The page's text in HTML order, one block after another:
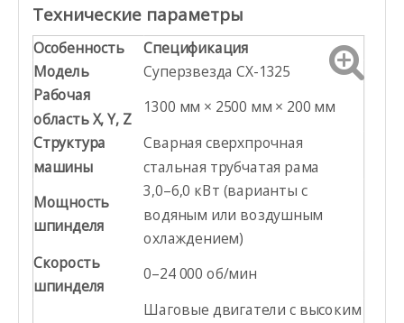
Технические параметры
Особенность
Спецификация
Модель
Суперзвезда CX-1325
Рабочая
область X, Y, Z
1300 мм × 2500 мм × 200 мм
Структура
машины
Сварная сверхпрочная
стальная трубчатая рама
Мощность
шпинделя
3,0–6,0 кВт (варианты с
водяным или воздушным
охлаждением)
Скорость
шпинделя
0–24 000 об/мин
Шаговые двигатели с высоким